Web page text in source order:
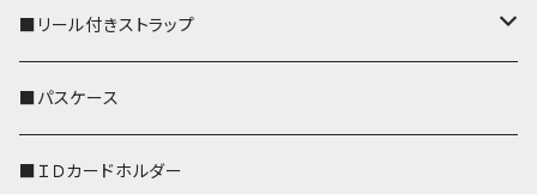
■リール付きストラップ
リールのみ
ストラップ付
■パスケース
■ＩＤカードホルダー